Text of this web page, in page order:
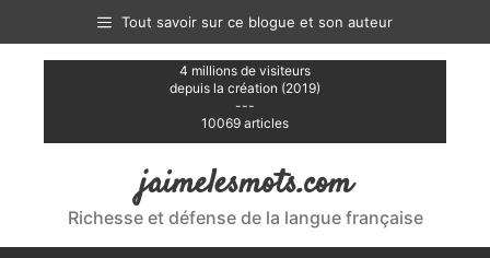
contenu
Tout savoir sur ce blogue et son auteur
4 millions de visiteurs
depuis la création (2019)
---
10069 articles
jaimelesmots.com
Richesse et défense de la langue française